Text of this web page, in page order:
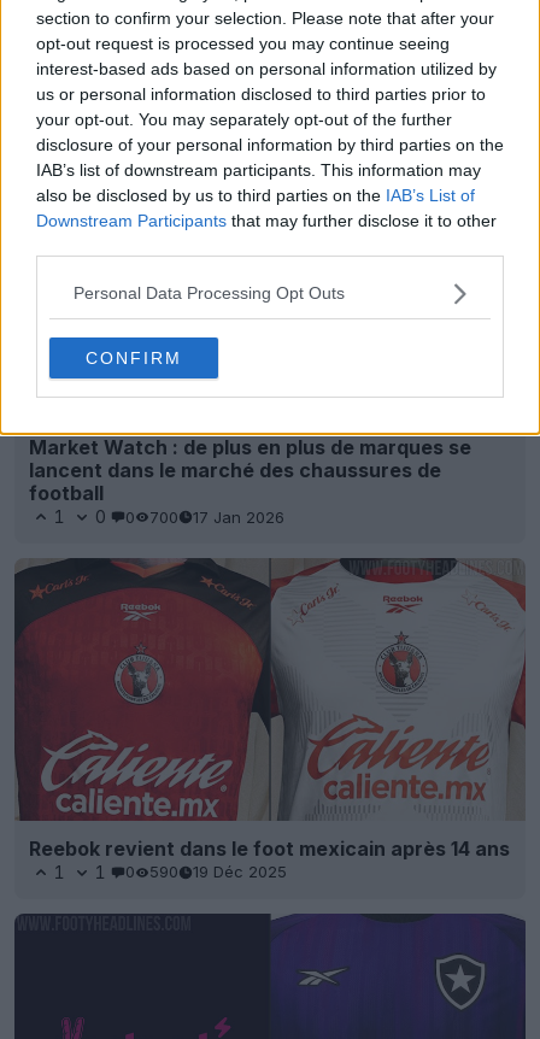
section to confirm your selection. Please note that after your
opt-out request is processed you may continue seeing
interest-based ads based on personal information utilized by
us or personal information disclosed to third parties prior to
your opt-out. You may separately opt-out of the further
disclosure of your personal information by third parties on the
IAB’s list of downstream participants. This information may
also be disclosed by us to third parties on the IAB’s List of
Downstream Participants that may further disclose it to other
Personal Data Processing Opt Outs
CONFIRM
Exclusivité : Reebok s'apprête à lancer une
deuxième gamme de chaussures de foot en 2027
12 7 0 3.3K 13 Mai 2026
Market Watch : de plus en plus de marques se
lancent dans le marché des chaussures de
football
1 0 0 700 17 Jan 2026
Reebok revient dans le foot mexicain après 14 ans
1 1 0 590 19 Déc 2025